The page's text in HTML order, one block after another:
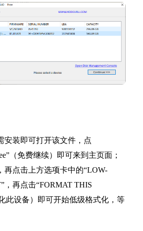
安装即可打开该文件，点
（免费继续）即可来到主页面；
再点击上方选项卡中的“LOW-
，再点击“FORMAT THIS
此设备）即可开始低级格式化，等